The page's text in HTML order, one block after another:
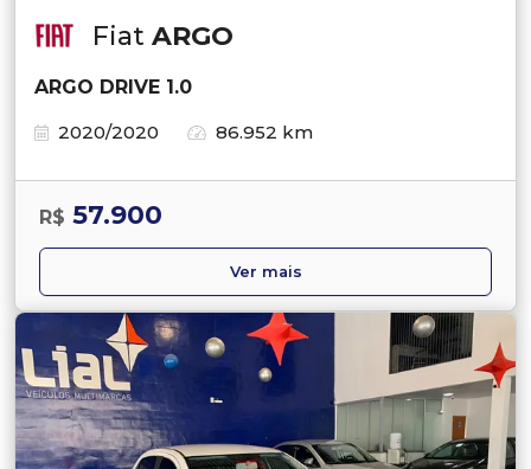
Fiat ARGO
ARGO DRIVE 1.0
2020/2020
86.952 km
R$ 57.900
Ver mais